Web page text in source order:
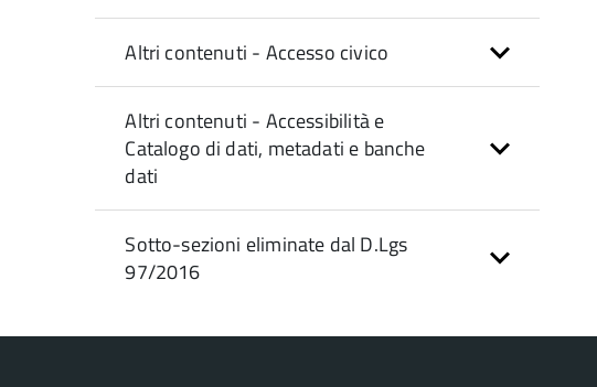
Altri contenuti - Accesso civico
Altri contenuti - Accessibilità e
Catalogo di dati, metadati e banche
dati
Sotto-sezioni eliminate dal D.Lgs
97/2016